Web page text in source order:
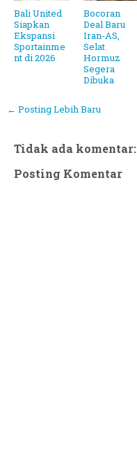
Bali United
Siapkan
Ekspansi
Sportainme
nt di 2026
Bocoran
Deal Baru
Iran-AS,
Selat
Hormuz
Segera
Dibuka
← Posting Lebih Baru
Tidak ada komentar:
Posting Komentar